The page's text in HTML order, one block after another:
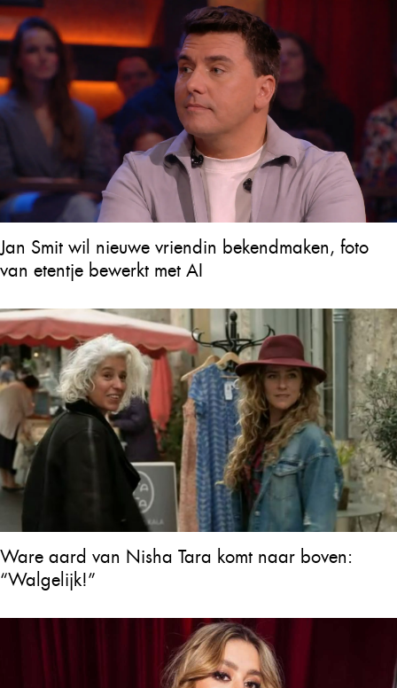
Jan Smit wil nieuwe vriendin bekendmaken, foto
van etentje bewerkt met AI
Ware aard van Nisha Tara komt naar boven:
“Walgelijk!”